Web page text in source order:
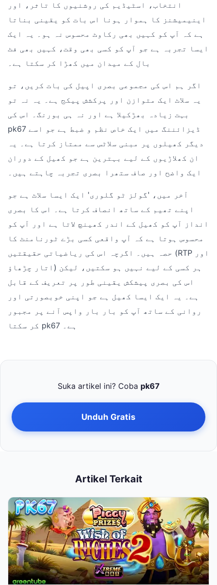
انتخاب، اسٹیڈیم کی روشنیوں کا تاثر، اور
اینیمیشنز کا ہموار ہونا اس بات کو یقینی بناتا
ہے کہ آپ کو کہیں بھی رکاوٹ محسوس نہ ہو۔ یہ ایک
ایسا تجربہ ہے جو آپ کو کسی بھی وقت، کہیں بھی فٹ
بال کے میدان میں کھڑا کر سکتا ہے۔
اگر ہم اس کی مجموعی بصری اپیل کی بات کریں، تو
یہ سلاٹ ایک متوازن اور پرکشش پیکج ہے۔ یہ نہ تو
بہت زیادہ بھڑکیلا ہے اور نہ ہی بورنگ۔ اس کی
pk67 ڈیزائننگ میں ایک خاص نظم و ضبط ہے جو اسے
دیگر کھیلوں پر مبنی سلاٹس سے ممتاز کرتا ہے۔ یہ
ان کھلاڑیوں کے لیے بہترین ہے جو کھیل کے دوران
ایک واضح اور صاف ستھرا بصری تجربہ چاہتے ہیں۔
آخر میں، 'گولز ٹو گلوری' ایک ایسا سلاٹ ہے جو
اپنے تھیم کے ساتھ انصاف کرتا ہے۔ اس کا بصری
انداز آپ کو کھیل کے اندر کھینچ لاتا ہے اور آپ کو
محسوس ہوتا ہے کہ آپ واقعی کسی بڑے ٹورنامنٹ کا
حصہ ہیں۔ اگرچہ اس کی ریاضیاتی حقیقتیں (RTP اور
اتار چڑھاؤ) ہر کسی کے لیے نہیں ہو سکتیں، لیکن
اس کی بصری پیشکش یقینی طور پر تعریف کے قابل
ہے۔ یہ ایک ایسا کھیل ہے جو اپنی خوبصورتی اور
روانی کے ساتھ آپ کو بار بار واپس آنے پر مجبور
کر سکتا pk67 ہے۔
Suka artikel ini? Coba pk67
Unduh Gratis
Artikel Terkait